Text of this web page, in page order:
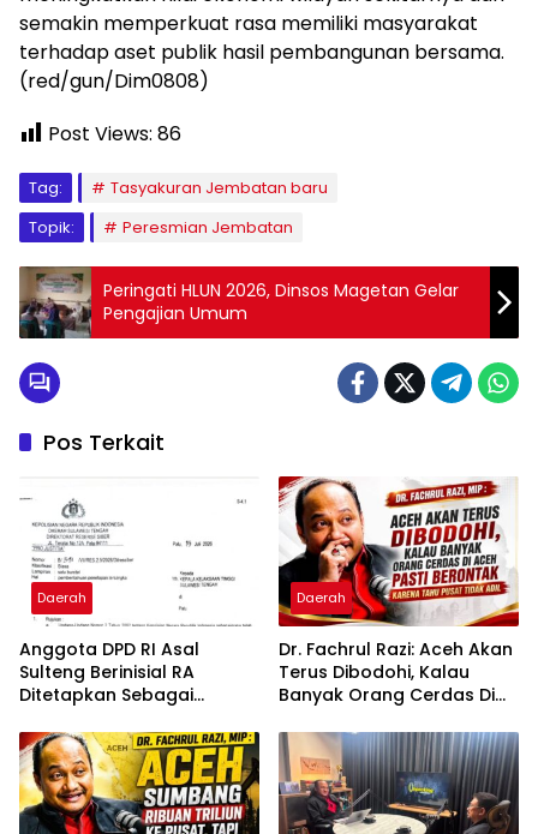
semakin memperkuat rasa memiliki masyarakat
terhadap aset publik hasil pembangunan bersama.
(red/gun/Dim0808)
Post Views: 86
Tag:
Tasyakuran Jembatan baru
Topik:
Peresmian Jembatan
Peringati HLUN 2026, Dinsos Magetan Gelar
Pengajian Umum
Pos Terkait
Daerah
Anggota DPD RI Asal
Sulteng Berinisial RA
Ditetapkan Sebagai
PAW
Daerah
Dr. Fachrul Razi: Aceh Akan
Terus Dibodohi, Kalau
Banyak Orang Cerdas Di
Karena Tahu Pusat Tidak
Adil